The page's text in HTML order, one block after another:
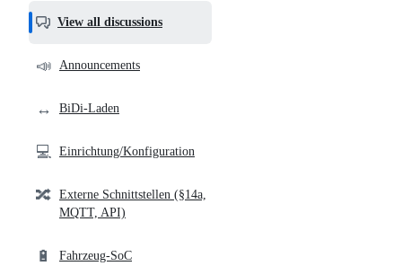
helpful,
and
community
View all discussions
📣 Announcements
↔️ BiDi-Laden
💻 Einrichtung/Konfiguration
🔀 Externe Schnittstellen (§14a,
MQTT, API)
🔋 Fahrzeug-SoC